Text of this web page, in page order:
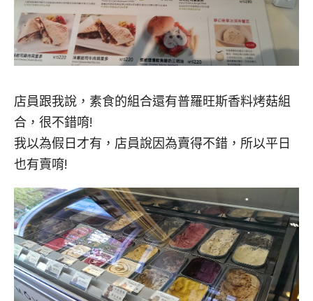
店員跟我說，素食的組合還有普羅旺斯香料烤菇組
合，很不錯唷!
我以為假日才有，店員說因為賣得不錯，所以平日
也有賣唷!